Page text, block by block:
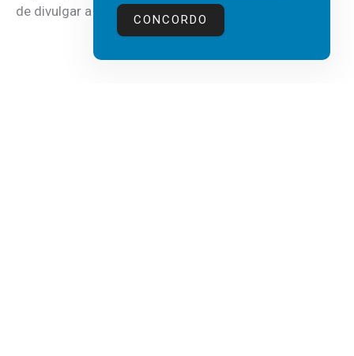
de divulgar a mais recente...
CONCORDO